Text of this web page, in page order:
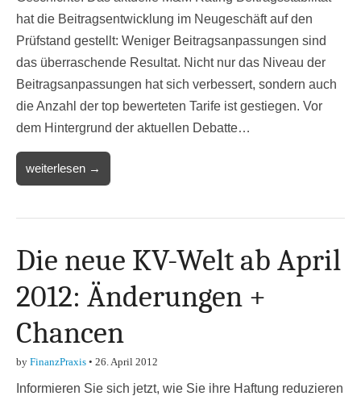
hat die Beitragsentwicklung im Neugeschäft auf den
Prüfstand gestellt: Weniger Beitragsanpassungen sind
das überraschende Resultat. Nicht nur das Niveau der
Beitragsanpassungen hat sich verbessert, sondern auch
die Anzahl der top bewerteten Tarife ist gestiegen. Vor
dem Hintergrund der aktuellen Debatte…
weiterlesen →
Die neue KV-Welt ab April
2012: Änderungen +
Chancen
by FinanzPraxis • 26. April 2012
Informieren Sie sich jetzt, wie Sie ihre Haftung reduzieren